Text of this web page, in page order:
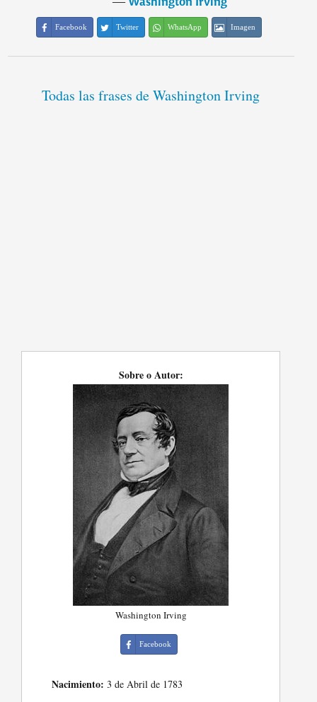
Facebook Twitter WhatsApp Imagen
Todas las frases de Washington Irving
Sobre o Autor:
Washington Irving
Facebook
Nacimiento: 3 de Abril de 1783